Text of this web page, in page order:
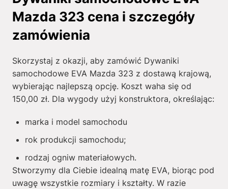
Mazda 323 cena i szczegóły
zamówienia
Skorzystaj z okazji, aby zamówić Dywaniki
samochodowe EVA Mazda 323 z dostawą krajową,
wybierając najlepszą opcję. Koszt waha się od
150,00 zł. Dla wygody użyj konstruktora, określając:
marka i model samochodu
rok produkcji samochodu;
rodzaj ogniw materiałowych.
Stworzymy dla Ciebie idealną matę EVA, biorąc pod
uwagę wszystkie rozmiary i kształty. W razie